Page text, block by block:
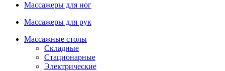
Массажеры для ног
Массажеры для рук
Массажные столы
Складные
Стационарные
Электрические